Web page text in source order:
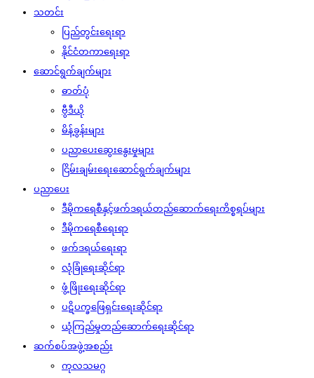
သတင်း
ပြည်တွင်းရေးရာ
နိုင်ငံတကာရေးရာ
ဆောင်ရွက်ချက်များ
ဓာတ်ပုံ
ဗွီဒီယို
မိန့်ခွန်းများ
ပညာပေးဆွေးနွေးမှုများ
ငြိမ်းချမ်းရေးဆောင်ရွက်ချက်များ
ပညာပေး
ဒီမိုကရေစီနှင့်ဖက်ဒရယ်တည်ဆောက်‌ရေးကိစ္စရပ်များ
ဒီမိုကရေစီရေးရာ
ဖက်ဒရယ်ရေးရာ
လုံခြုံရေးဆိုင်ရာ
ဖွံ့ဖြိုးရေးဆိုင်ရာ
ပဋိပက္ခဖြေရှင်းရေးဆိုင်ရာ
ယုံကြည်မှုတည်ဆောက်ရေးဆိုင်ရာ
ဆက်စပ်အဖွဲ့အစည်း
ကုလသမဂ္ဂ